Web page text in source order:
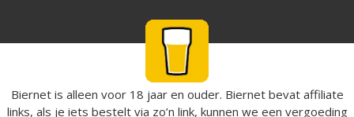
Biernet is alleen voor 18 jaar en ouder. Biernet bevat affiliate
links, als je iets bestelt via zo’n link, kunnen we een vergoeding